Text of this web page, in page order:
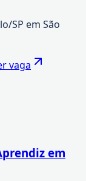
SP em São
vaga
em